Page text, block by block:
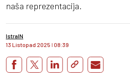
naša reprezentacija.
IstraIN
13 Listopad 2025 I 08:39